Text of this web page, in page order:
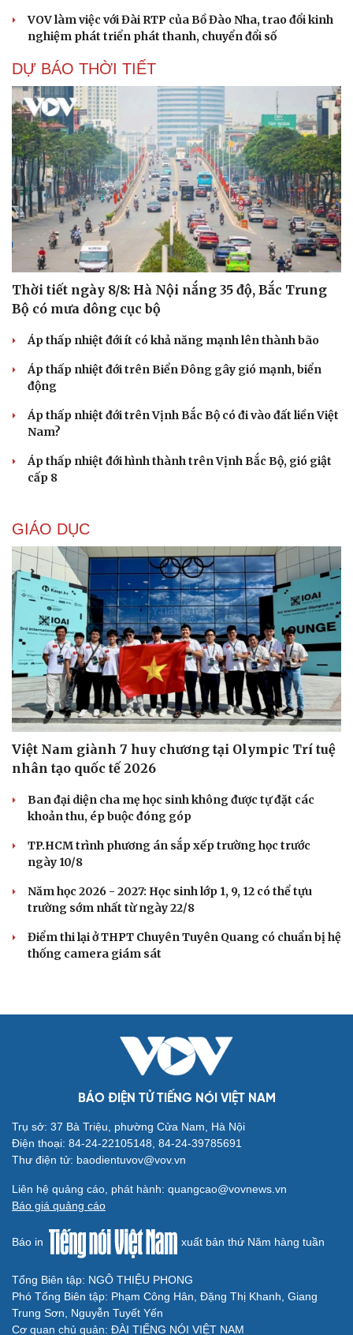
Cải chính
VOV làm việc với Đài RTP của Bồ Đào Nha, trao đổi kinh
nghiệm phát triển phát thanh, chuyển đổi số
DỰ BÁO THỜI TIẾT
Thời tiết ngày 8/8: Hà Nội nắng 35 độ, Bắc Trung
Bộ có mưa dông cục bộ
Áp thấp nhiệt đới ít có khả năng mạnh lên thành bão
Áp thấp nhiệt đới trên Biển Đông gây gió mạnh, biển
động
Áp thấp nhiệt đới trên Vịnh Bắc Bộ có đi vào đất liền Việt
Nam?
Áp thấp nhiệt đới hình thành trên Vịnh Bắc Bộ, gió giật
cấp 8
GIÁO DỤC
Việt Nam giành 7 huy chương tại Olympic Trí tuệ
nhân tạo quốc tế 2026
Ban đại diện cha mẹ học sinh không được tự đặt các
khoản thu, ép buộc đóng góp
TP.HCM trình phương án sắp xếp trường học trước
ngày 10/8
Năm học 2026 - 2027: Học sinh lớp 1, 9, 12 có thể tựu
trường sớm nhất từ ngày 22/8
Điểm thi lại ở THPT Chuyên Tuyên Quang có chuẩn bị hệ
thống camera giám sát
BÁO ĐIỆN TỬ TIẾNG NÓI VIỆT NAM
Trụ sở: 37 Bà Triệu, phường Cửa Nam, Hà Nội
Điện thoại: 84-24-22105148, 84-24-39785691
Thư điện tử: baodientuvov@vov.vn
Liên hệ quảng cáo, phát hành: quangcao@vovnews.vn
Báo giá quảng cáo
Báo in xuất bản thứ Năm hàng tuần
Tổng Biên tập: NGÔ THIỆU PHONG
Phó Tổng Biên tập: Phạm Công Hân, Đặng Thị Khanh, Giang
Trung Sơn, Nguyễn Tuyết Yến
Cơ quan chủ quản: ĐÀI TIẾNG NÓI VIỆT NAM